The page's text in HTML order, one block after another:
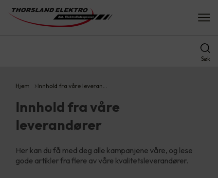
Søk
Hjem Innhold fra våre leveran…
Innhold fra våre
leverandører
Her kan du få med deg alle kampanjene våre, og lese
gode artikler fra flere av våre kvalitetsleverandører.